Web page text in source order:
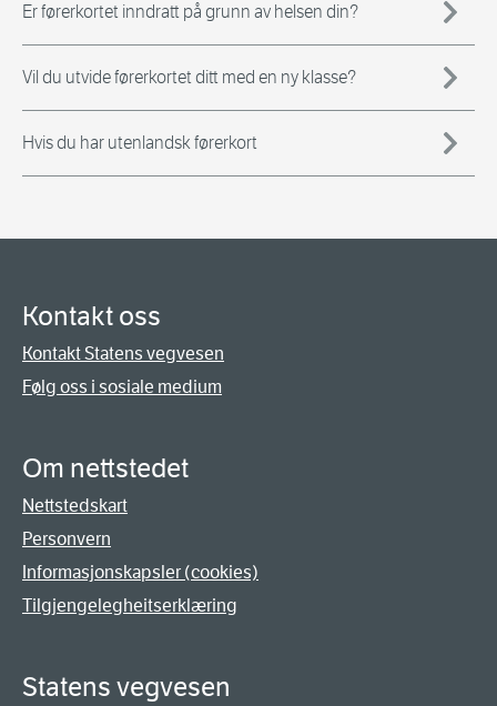
Er førerkortet inndratt på grunn av helsen din?
Vil du utvide førerkortet ditt med en ny klasse?
Hvis du har utenlandsk førerkort
Kontakt oss
Kontakt Statens vegvesen
Følg oss i sosiale medium
Om nettstedet
Nettstedskart
Personvern
Informasjonskapsler (cookies)
Tilgjengelegheitserklæring
Statens vegvesen